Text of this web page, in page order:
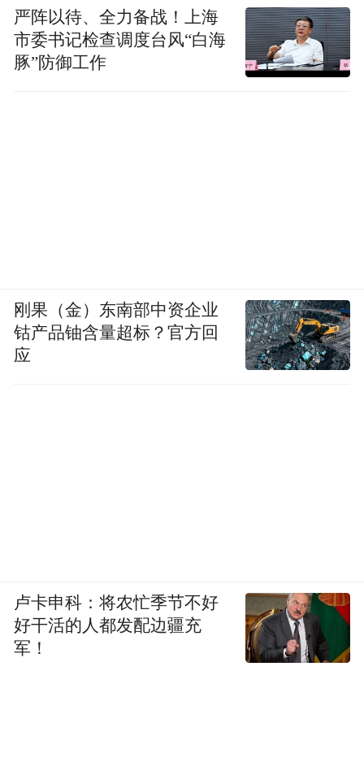
企业理念
厚德载物,观念引导思路,思路促进创新
客户的满意是我们永远的追求!
严阵以待、全力备战！上海
市委书记检查调度台风“白海
豚”防御工作
刚果（金）东南部中资企业
钴产品铀含量超标？官方回
应
卢卡申科：将农忙季节不好
好干活的人都发配边疆充
军！